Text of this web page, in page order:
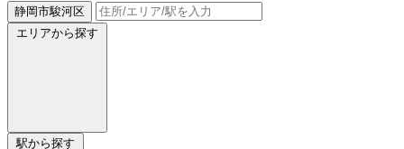
静岡市駿河区
エリアから探す
駅から探す